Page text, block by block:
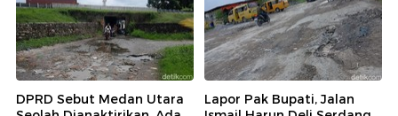
DPRD Sebut Medan Utara
Lapor Pak Bupati, Jalan